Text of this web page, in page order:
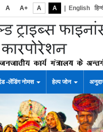
A A+ A A English
-लेंडिंग नोमस हेल्प जोन